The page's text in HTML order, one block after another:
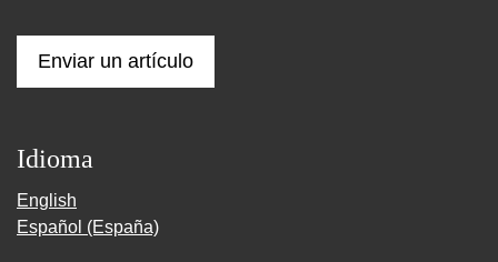
Enviar un artículo
Idioma
English
Español (España)